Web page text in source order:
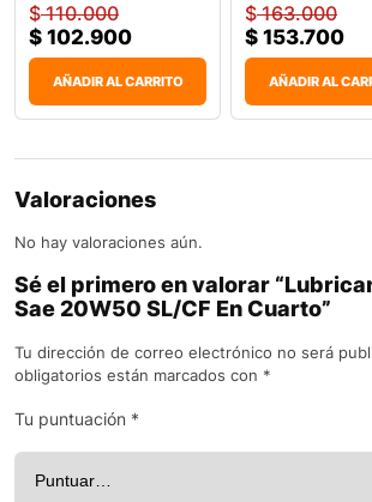
$110.000
$ 102.900
AÑADIR AL CARRITO
$163.000
$ 153.700
AÑADIR AL
Valoraciones
No hay valoraciones aún.
Sé el primero en valorar
Sae 20W50 SL/CF En Cuarto”
Tu dirección de correo electrónico no será
obligatorios están marcados con *
Tu puntuación *